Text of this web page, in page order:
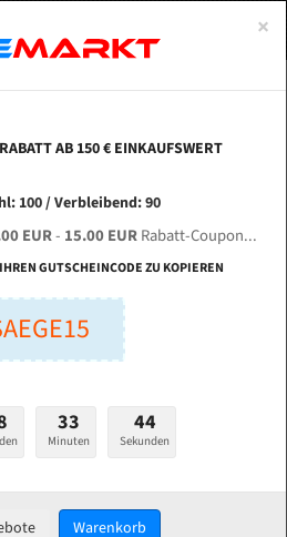
431 GHA für 4400 mm Bi-
für Trennjäger
(mm):
×
AB 150 € EINKAUFSWERT
100 / Verbleibend: 90
EUR- 15.00 EURRabatt-Coupon...
GUTSCHEINCODE ZU KOPIEREN
33
Minuten
43
Sekunden
Warenkorb